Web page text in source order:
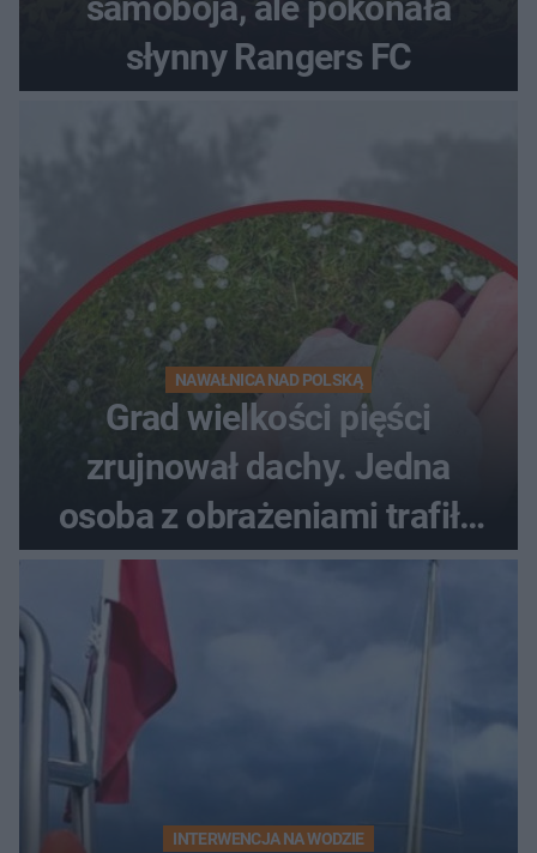
słynny Rangers FC
NAWAŁNICA NAD POLSKĄ
Grad wielkości pięści
zrujnował dachy. Jedna
osoba z obrażeniami trafiła
do szpitala
INTERWENCJA NA WODZIE